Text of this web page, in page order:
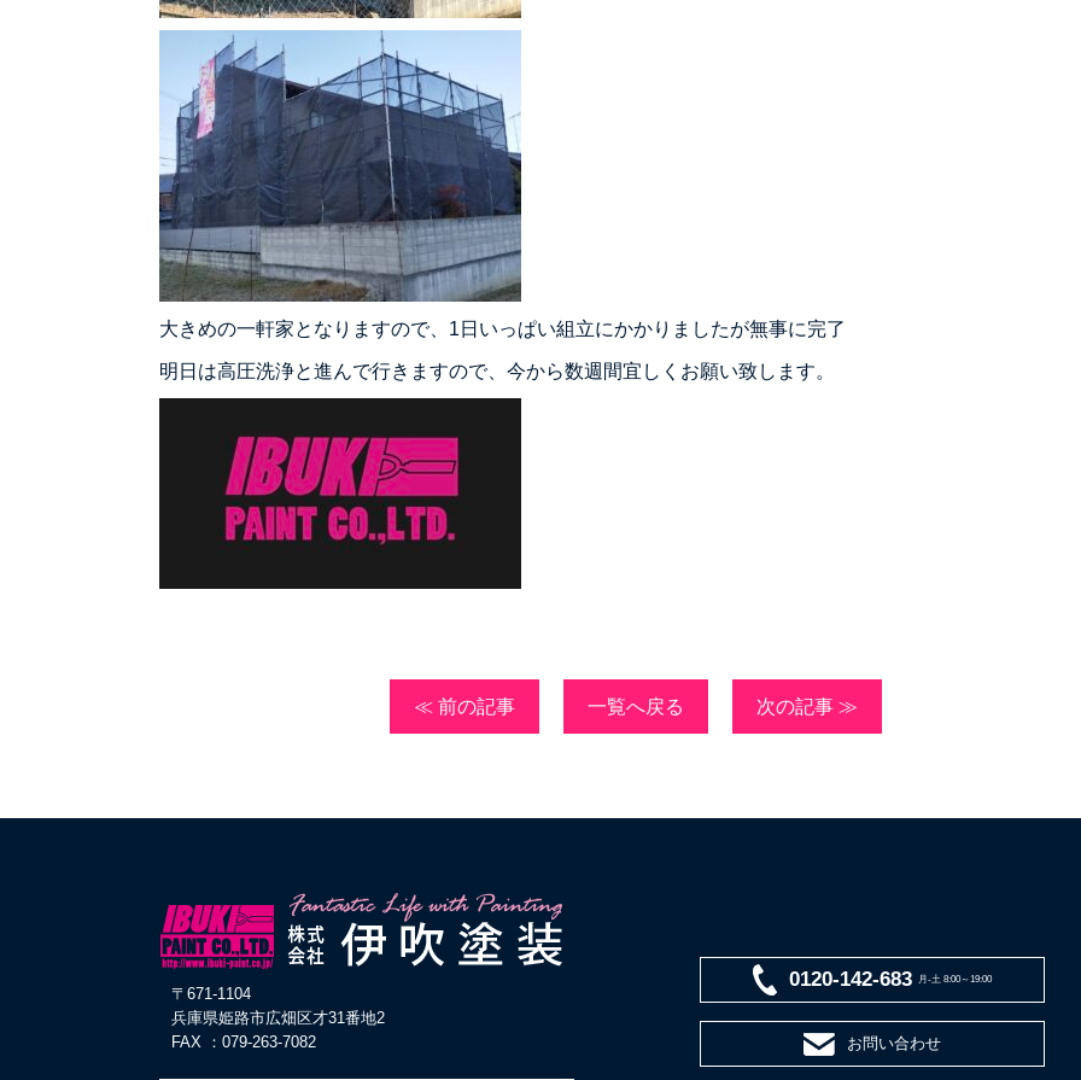
大きめの一軒家となりますので、1日いっぱい組立にかかりましたが無事に完了
明日は高圧洗浄と進んで行きますので、今から数週間宜しくお願い致します。
≪ 前の記事 一覧へ戻る 次の記事 ≫
〒671-1104
兵庫県姫路市広畑区才31番地2
FAX ：079-263-7082
0120-142-683 月-土 8:00～19:00
お問い合わせ